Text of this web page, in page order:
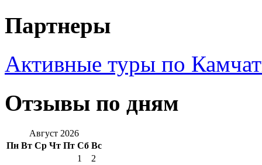
Партнеры
Активные туры по
Отзывы по дням
Август 2026
Пн Вт Ср Чт Пт Сб Вс
1
2